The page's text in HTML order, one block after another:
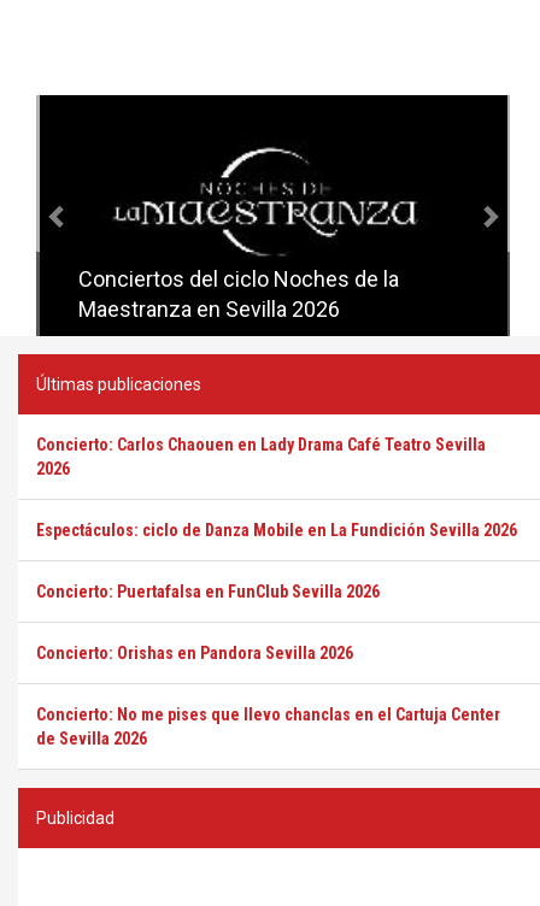
Conciertos del ciclo Noches de la
Maestranza en Sevilla 2026
Conciertos del ciclo Candlelight en
Sevilla
Últimas publicaciones
Concierto: Carlos Chaouen en Lady Drama Café Teatro Sevilla
2026
Espectáculos: ciclo de Danza Mobile en La Fundición Sevilla 2026
Concierto: Puertafalsa en FunClub Sevilla 2026
Concierto: Orishas en Pandora Sevilla 2026
Concierto: No me pises que llevo chanclas en el Cartuja Center
de Sevilla 2026
Publicidad